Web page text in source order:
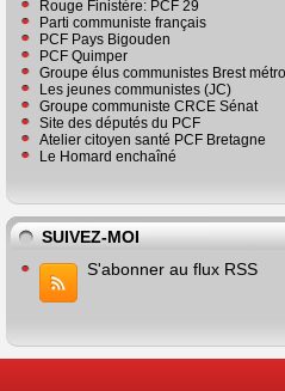
Rouge Finistère: PCF 29
Parti communiste français
PCF Pays Bigouden
PCF Quimper
Groupe élus communistes Brest
Les jeunes communistes (JC)
Groupe communiste CRCE Sénat
Site des députés du PCF
Atelier citoyen santé PCF Bretagne
Le Homard enchaîné
SUIVEZ-MOI
S'abonner au flux RSS